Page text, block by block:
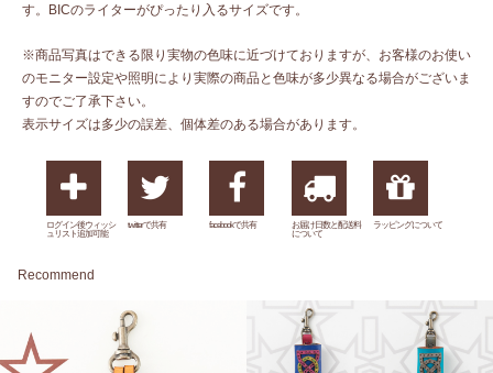
す。BICのライターがぴったり入るサイズです。
※商品写真はできる限り実物の色味に近づけておりますが、お客様のお使い
のモニター設定や照明により実際の商品と色味が多少異なる場合がございま
すのでご了承下さい。
表示サイズは多少の誤差、個体差のある場合があります。
ログイン後ウィッシ
ュリスト追加可能
twitterで共有 facebookで共有
お届け日数と配送料
について
ラッピングについて
Recommend